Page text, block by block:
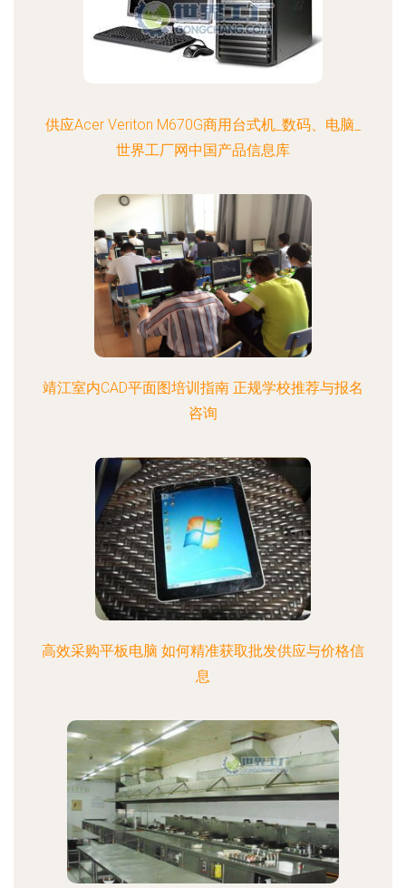
供应Acer Veriton M670G商用台式机_数码、电脑_
世界工厂网中国产品信息库
靖江室内CAD平面图培训指南 正规学校推荐与报名
咨询
高效采购平板电脑 如何精准获取批发供应与价格信
息